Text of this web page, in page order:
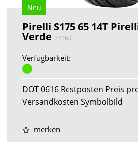
Neu
Pirelli S175 65 14T
Verde 24168
Verfügbarkeit:
DOT 0616 Restposten Preis
Versandkosten Symbolbild
merken